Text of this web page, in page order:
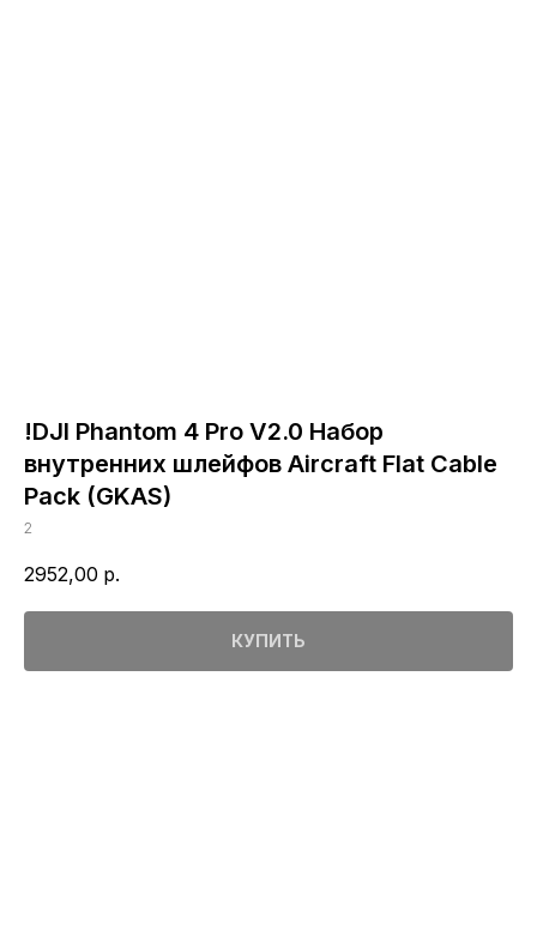
!DJI Phantom 4 Pro V2.0 Набор
внутренних шлейфов Aircraft Flat Cable
Pack (GKAS)
2
2952,00 р.
КУПИТЬ